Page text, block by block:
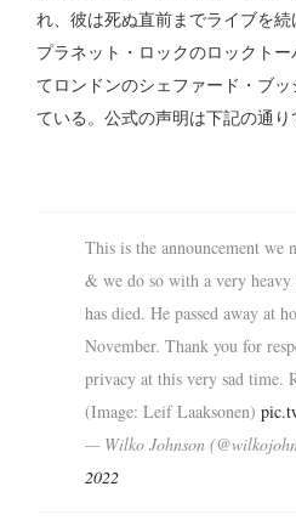
れ、彼は死ぬ直前までライブを
プラネット・ロックのロックト
てロンドンのシェファード・ブ
ている。公式の声明は下記の通り
This is the announcement we
& we do so with a very
has died. He passed away at
November. Thank you for
privacy at this very sad time.
(Image: Leif Laaksonen)
— Wilko Johnson
2022